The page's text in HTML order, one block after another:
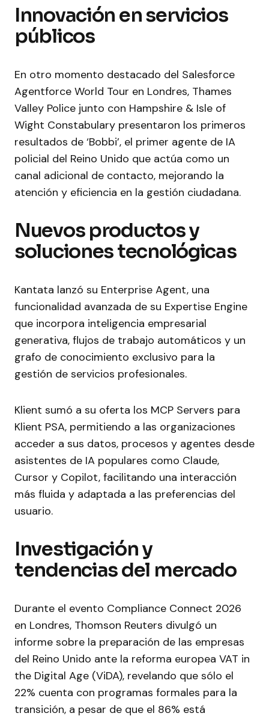
Innovación en servicios
públicos
En otro momento destacado del Salesforce
Agentforce World Tour en Londres, Thames
Valley Police junto con Hampshire & Isle of
Wight Constabulary presentaron los primeros
resultados de ‘Bobbi’, el primer agente de IA
policial del Reino Unido que actúa como un
canal adicional de contacto, mejorando la
atención y eficiencia en la gestión ciudadana.
Nuevos productos y
soluciones tecnológicas
Kantata lanzó su Enterprise Agent, una
funcionalidad avanzada de su Expertise Engine
que incorpora inteligencia empresarial
generativa, flujos de trabajo automáticos y un
grafo de conocimiento exclusivo para la
gestión de servicios profesionales.
Klient sumó a su oferta los MCP Servers para
Klient PSA, permitiendo a las organizaciones
acceder a sus datos, procesos y agentes desde
asistentes de IA populares como Claude,
Cursor y Copilot, facilitando una interacción
más fluida y adaptada a las preferencias del
usuario.
Investigación y
tendencias del mercado
Durante el evento Compliance Connect 2026
en Londres, Thomson Reuters divulgó un
informe sobre la preparación de las empresas
del Reino Unido ante la reforma europea VAT in
the Digital Age (ViDA), revelando que sólo el
22% cuenta con programas formales para la
transición, a pesar de que el 86% está